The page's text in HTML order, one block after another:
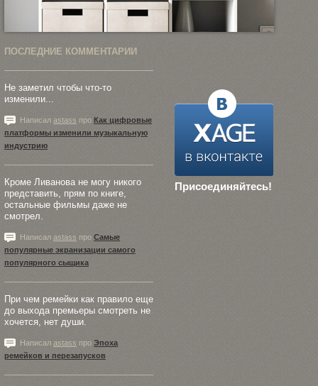
ПОСЛЕДНИЕ КОММЕНТАРИИ
Присоединяйтесь!
Не заметил чтобы что-то
изменили...
Написал astass про Как цифровые
платформы изменили музыкальную
индустрию
Кроме Ливанова не могу никого
представить, прям по книге,
остальные фильмы даже не
смотрел.
Написал astass про Самые
популярные экранизации самого
популярного сыщика
При чем ремейки как правило еще
до выхода премьеры смотреть не
хочется, нет души.
Написал astass про Эпоха
ремейков и перезапусков